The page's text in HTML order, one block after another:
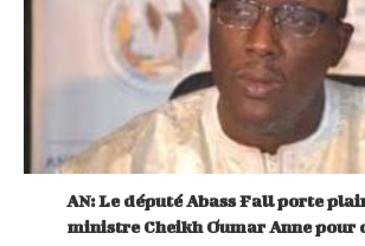
AN: Le député Abass Fall porte
ministre Cheikh Oumar Anne